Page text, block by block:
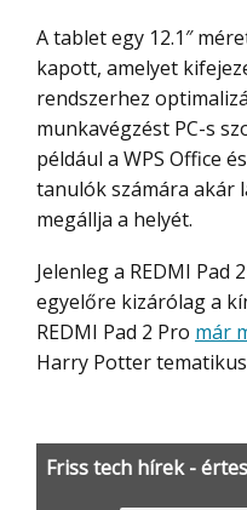
A tablet egy 12.1″ méretű, 2.5K felbontású kijelzőt
kapott, amelyet
rendszerhez
munkavégzést PC-s
például a WPS Office
tanulók számára akár
megállja a helyét.
Jelenleg a REDMI Pad 2 Pro Harry Potter Edition
egyelőre kizárólag a
REDMI Pad 2 Pro már
Harry Potter
Friss tech hírek -